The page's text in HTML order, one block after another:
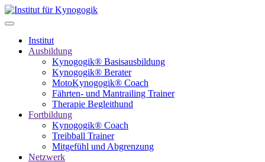
Institut
Ausbildung
Kynogogik® Basisausbildung
Kynogogik® Berater
MotoKynogogik® Coach
Fährten- und Mantrailing Trainer
Therapie Begleithund
Fortbildung
Kynogogik® Coach
Treibball Trainer
Mitgefühl und Abgrenzung
Netzwerk